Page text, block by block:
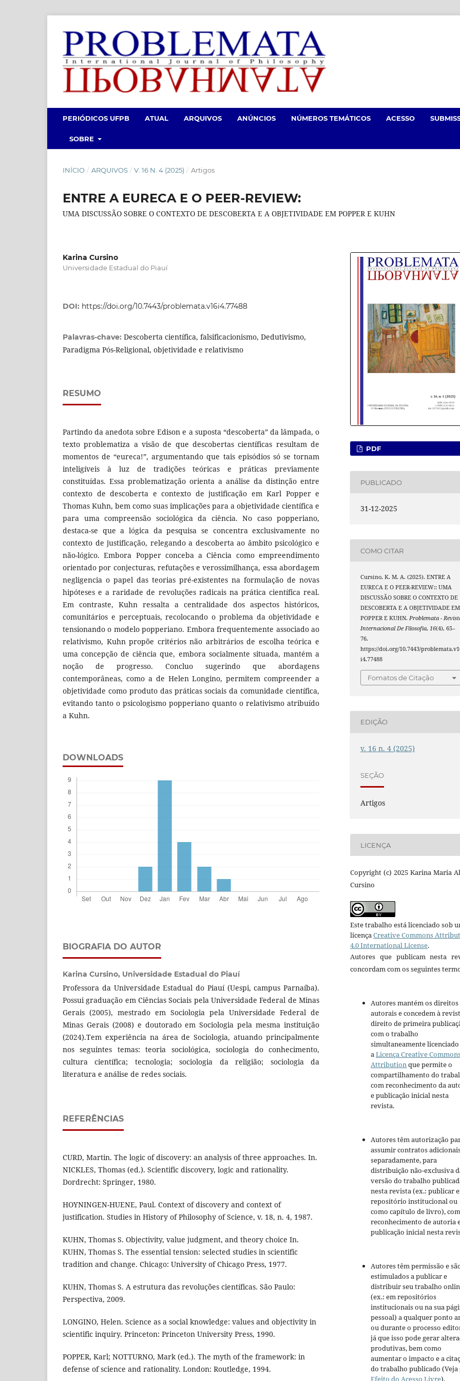
PERIÓDICOS UFPB ATUAL ARQUIVOS ANÚNCIOS NÚMEROS TEMÁTICOS ACESSO
SOBRE
INÍCIO / ARQUIVOS / V. 16 N. 4 (2025) / Artigos
ENTRE A EURECA E O PEER-REVIEW:
UMA DISCUSSÃO SOBRE O CONTEXTO DE DESCOBERTA E A OBJETIVIDADE EM POPPER E KUHN
Karina Cursino
Universidade Estadual do Piauí
DOI: https://doi.org/10.7443/problemata.v16i4.77488
Palavras-chave: Descoberta científica, falsificacionismo, Dedutivismo,
Paradigma Pós-Religional, objetividade e relativismo
RESUMO
Partindo da anedota sobre Edison e a suposta “descoberta” da lâmpada, o
texto problematiza a visão de que descobertas científicas resultam de
momentos de “eureca!”, argumentando que tais episódios só se tornam
inteligíveis à luz de tradições teóricas e práticas previamente
constituídas. Essa problematização orienta a análise da distinção entre
contexto de descoberta e contexto de justificação em Karl Popper e
Thomas Kuhn, bem como suas implicações para a objetividade científica e
para uma compreensão sociológica da ciência. No caso popperiano,
destaca-se que a lógica da pesquisa se concentra exclusivamente no
contexto de justificação, relegando a descoberta ao âmbito psicológico e
não-lógico. Embora Popper conceba a Ciência como empreendimento
orientado por conjecturas, refutações e verossimilhança, essa abordagem
negligencia o papel das teorias pré-existentes na formulação de novas
hipóteses e a raridade de revoluções radicais na prática científica real.
Em contraste, Kuhn ressalta a centralidade dos aspectos históricos,
comunitários e perceptuais, recolocando o problema da objetividade e
tensionando o modelo popperiano. Embora frequentemente associado ao
relativismo, Kuhn propõe critérios não arbitrários de escolha teórica e
uma concepção de ciência que, embora socialmente situada, mantém a
noção de progresso. Concluo sugerindo que abordagens
contemporâneas, como a de Helen Longino, permitem compreender a
objetividade como produto das práticas sociais da comunidade científica,
evitando tanto o psicologismo popperiano quanto o relativismo atribuído
a Kuhn.
DOWNLOADS
BIOGRAFIA DO AUTOR
Karina Cursino, Universidade Estadual do Piauí
Professora da Universidade Estadual do Piauí (Uespi, campus Parnaíba).
Possui graduação em Ciências Sociais pela Universidade Federal de Minas
Gerais (2005), mestrado em Sociologia pela Universidade Federal de
Minas Gerais (2008) e doutorado em Sociologia pela mesma instituição
(2024).Tem experiência na área de Sociologia, atuando principalmente
nos seguintes temas: teoria sociológica, sociologia do conhecimento,
cultura científica; tecnologia; sociologia da religião; sociologia da
literatura e análise de redes sociais.
REFERÊNCIAS
CURD, Martin. The logic of discovery: an analysis of three approaches. In.
NICKLES, Thomas (ed.). Scientific discovery, logic and rationality.
Dordrecht: Springer, 1980.
HOYNINGEN-HUENE, Paul. Context of discovery and context of
justification. Studies in History of Philosophy of Science, v. 18, n. 4, 1987.
KUHN, Thomas S. Objectivity, value judgment, and theory choice In.
KUHN, Thomas S. The essential tension: selected studies in scientific
tradition and change. Chicago: University of Chicago Press, 1977.
KUHN, Thomas S. A estrutura das revoluções científicas. São Paulo:
Perspectiva, 2009.
LONGINO, Helen. Science as a social knowledge: values and objectivity in
scientific inquiry. Princeton: Princeton University Press, 1990.
POPPER, Karl; NOTTURNO, Mark (ed.). The myth of the framework: in
defense of science and rationality. London: Routledge, 1994.
PDF
PUBLICADO
31-12-2025
COMO CITAR
Cursino, K. M. A. (2025). ENTRE A
EURECA E O PEER-REVIEW:: UMA
DISCUSSÃO SOBRE O CONTEXTO DE
DESCOBERTA E A OBJETIVIDADE EM
POPPER E KUHN.Problemata -
Internacional De Filosofia,16(4), 65–
76.
https://doi.org/10.7443/
i4.77488
Fomatos de Citação
EDIÇÃO
v. 16 n. 4 (2025)
SEÇÃO
Artigos
LICENÇA
Copyright (c) 2025 Karina Maria
Cursino
Este trabalho está licenciado sob
licençaCreative Commons
4.0 International License.
Autores que publicam nesta
concordam com os seguintes
Autores mantém os direitos
autorais e concedem à
direito de primeira
com o trabalho
simultaneamente
aLicença Creative
Attributionque permite o
compartilhamento do
com reconhecimento da
e publicação inicial nesta
revista.
Autores têm autorização
assumir contratos
separadamente, para
distribuição não-exclusiva
versão do trabalho
nesta revista (ex.: publicar
repositório institucional ou
como capítulo de livro), com
reconhecimento de autoria
publicação inicial nesta
Autores têm permissão e
estimulados a publicar e
distribuir seu trabalho
(ex.: em repositórios
institucionais ou na sua
pessoal) a qualquer ponto
ou durante o processo
já que isso pode gerar
produtivas, bem como
aumentar o impacto e a
do trabalho publicado (Veja
Efeito do Acesso Livre).